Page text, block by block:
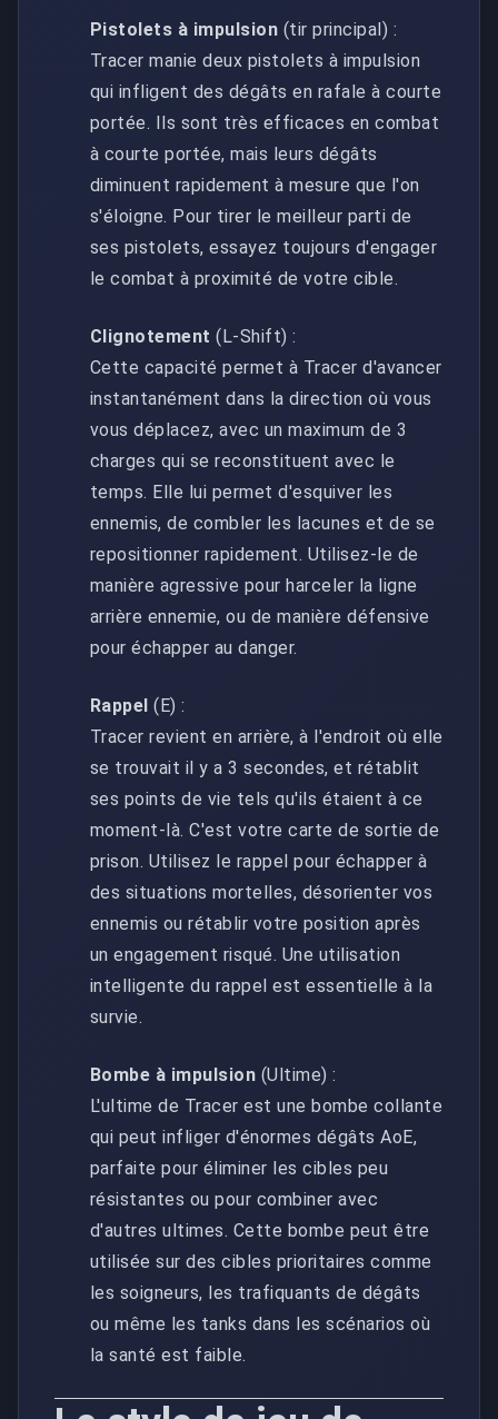
Pistolets à impulsion (tir principal) :
Tracer manie deux pistolets à impulsion
qui infligent des dégâts en rafale à courte
portée. Ils sont très efficaces en combat
à courte portée, mais leurs dégâts
diminuent rapidement à mesure que l'on
s'éloigne. Pour tirer le meilleur parti de
ses pistolets, essayez toujours d'engager
le combat à proximité de votre cible.
Clignotement (L-Shift) :
Cette capacité permet à Tracer d'avancer
instantanément dans la direction où vous
vous déplacez, avec un maximum de 3
charges qui se reconstituent avec le
temps. Elle lui permet d'esquiver les
ennemis, de combler les lacunes et de se
repositionner rapidement. Utilisez-le de
manière agressive pour harceler la ligne
arrière ennemie, ou de manière défensive
pour échapper au danger.
Rappel (E) :
Tracer revient en arrière, à l'endroit où elle
se trouvait il y a 3 secondes, et rétablit
ses points de vie tels qu'ils étaient à ce
moment-là. C'est votre carte de sortie de
prison. Utilisez le rappel pour échapper à
des situations mortelles, désorienter vos
ennemis ou rétablir votre position après
un engagement risqué. Une utilisation
intelligente du rappel est essentielle à la
survie.
Bombe à impulsion (Ultime) :
L'ultime de Tracer est une bombe collante
qui peut infliger d'énormes dégâts AoE,
parfaite pour éliminer les cibles peu
résistantes ou pour combiner avec
d'autres ultimes. Cette bombe peut être
utilisée sur des cibles prioritaires comme
les soigneurs, les trafiquants de dégâts
ou même les tanks dans les scénarios où
la santé est faible.